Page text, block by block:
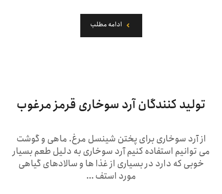
ادامه مطلب
تولید کنندگان آرد سوخاری قرمز مرغوب
از آرد سوخاری برای پختن شینسل مرغ. ماهی و گوشت
می توانیم استفاده کنیم آرد سوخاری به دلیل طعم بسیار
خوبی که دارد در بسیاری از غذا ها و سالادهای گیاهی
مورد استف ...